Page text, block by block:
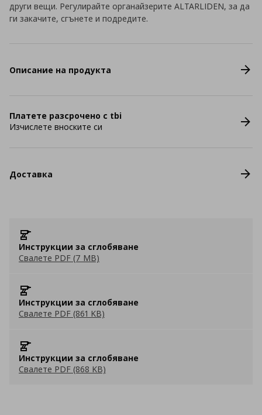
други вещи. Регулирайте органайзерите ALTARLIDEN, за да
ги закачите, сгънете и подредите.
Описание на продукта
Платете разсрочено с tbi
Изчислете вноските си
Доставка
Инструкции за сглобяване
Свалете PDF (7 MB)
Инструкции за сглобяване
Свалете PDF (861 KB)
Инструкции за сглобяване
Свалете PDF (868 KB)